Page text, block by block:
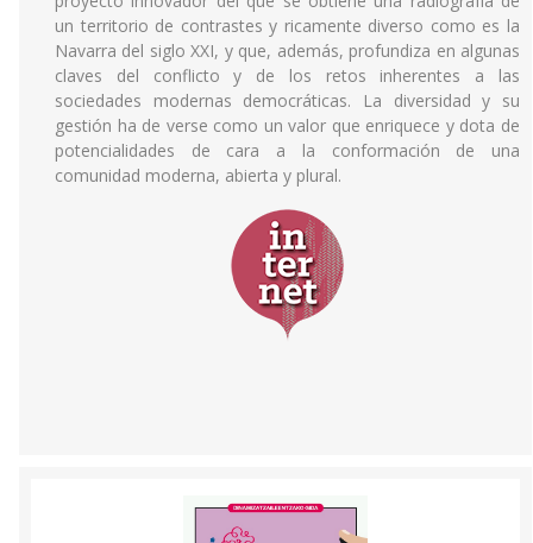
un territorio de contrastes y ricamente diverso como es la
Navarra del siglo XXI, y que, además, profundiza en algunas
claves del conflicto y de los retos inherentes a las
sociedades modernas democráticas. La diversidad y su
gestión ha de verse como un valor que enriquece y dota de
potencialidades de cara a la conformación de una
comunidad moderna, abierta y plural.